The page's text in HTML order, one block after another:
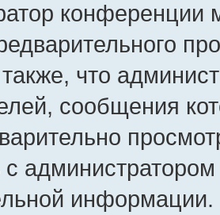
конференции
что
сообщения
с
информации.